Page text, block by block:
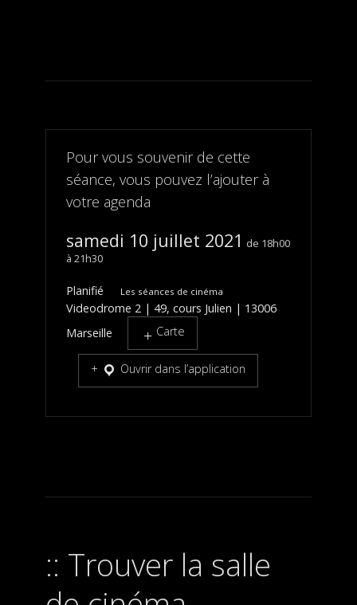
Pour vous souvenir de cette
séance, vous pouvez l’ajouter à
votre agenda
samedi 10 juillet 2021
18h00
21h30
Planifié Les séances de cinéma
Videodrome 2 | 49, cours Julien | 13006
Marseille
Carte
Ouvrir dans l’application
Trouver la salle